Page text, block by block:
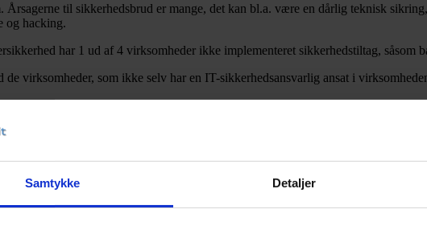
Samtykke Detaljer
Årsagerne til sikkerhedsbrud er mange, det kan bl.a. være en dårlig teknisk
og hacking.
har 1 ud af 4 virksomheder ikke implementeret sikkerhedstiltag, såsom
virksomheder, som ikke selv har en IT-sikkerhedsansvarlig ansat i
af programmer og styresystemer hjælper med at lukke flere huller i
er to basale sikkerhedsforanstaltninger, som beskytter virksomhedens
backup er en af de mest almindelige årsager til, at virksomheder mister deres
sendt til virksomheder er en udbredt trussel. Klæd virksomheden på til at
har stor betydning for sikkerheden i virksomheden, og gør livet sværere
Få hjælp til at stille de rigtige spørgsmål og få bedre styr på sikkerheden i jeres
7 råd, samt tage en quiz omkring de 7 råd: